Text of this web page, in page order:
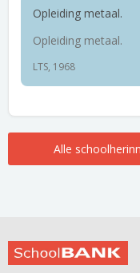
Opleiding metaal.
Opleiding metaal.
LTS, 1968
Alle